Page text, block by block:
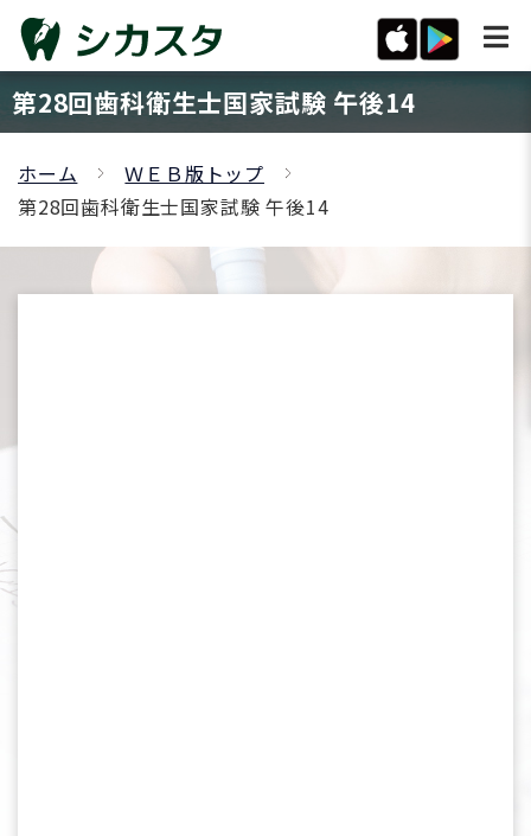
第28回歯科衛生士国家試験 午後14
ホーム
ＷＥＢ版トップ
第28回歯科衛生士国家試験 午後14